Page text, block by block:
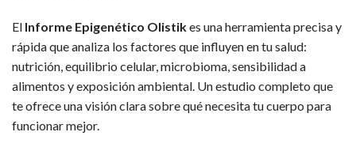
El Informe Epigenético Olistikes una herramienta precisa y
rápida que analiza los factores que influyen en tu salud:
nutrición, equilibrio celular, microbioma, sensibilidad a
alimentos y exposición ambiental. Un estudio completo que
te ofrece una visión clara sobre qué necesita tu cuerpo para
funcionar mejor.